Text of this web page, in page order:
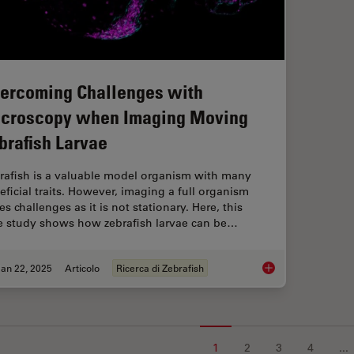
Challenges with
when Imaging Moving
Larvae
is a valuable model organism with many
traits. However, imaging a full organism
challenges as it is not stationary. Here, this
study shows how zebrafish larvae can be…
22, 2025 Articolo Ricerca di Zebrafish Overcoming
1 2 3 4 ...